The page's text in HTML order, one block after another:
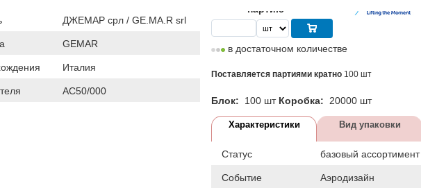
ДЖЕМАР срл / GE.MA.R srl
GEMAR
Италия
AC50/000
партию
в достаточном количестве
Поставляется партиями кратно 100 шт
Блок: 100 шт Коробка: 20000 шт
Характеристики Вид упаковки
Статус базовый ассортимент
Событие Аэродизайн